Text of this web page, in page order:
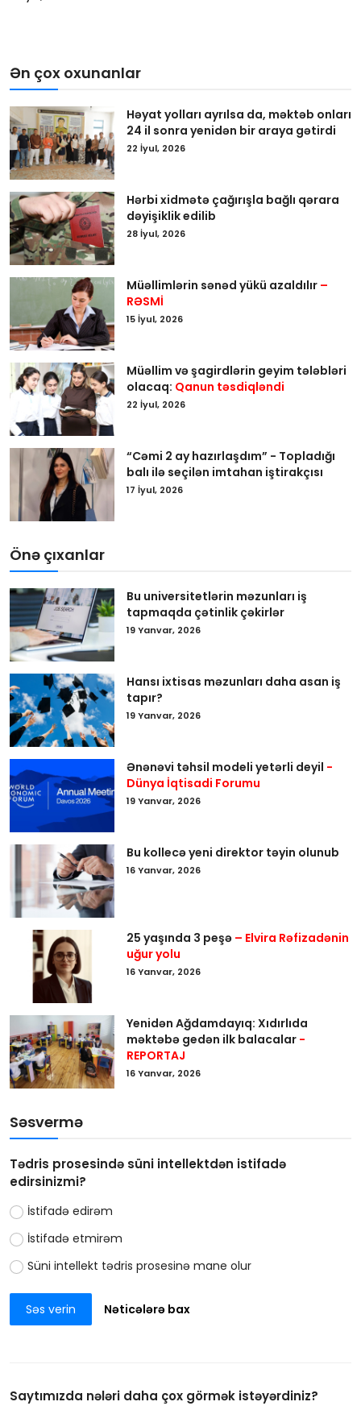
Ən çox oxunanlar
Həyat yolları ayrılsa da, məktəb onları
24 il sonra yenidən bir araya gətirdi
22 İyul, 2026
Hərbi xidmətə çağırışla bağlı qərara
dəyişiklik edilib
28 İyul, 2026
Müəllimlərin sənəd yükü azaldılır –
RƏSMİ
15 İyul, 2026
Müəllim və şagirdlərin geyim tələbləri
olacaq: Qanun təsdiqləndi
22 İyul, 2026
“Cəmi 2 ay hazırlaşdım” - Topladığı
balı ilə seçilən imtahan iştirakçısı
17 İyul, 2026
Önə çıxanlar
Bu universitetlərin məzunları iş
tapmaqda çətinlik çəkirlər
19 Yanvar, 2026
Hansı ixtisas məzunları daha asan iş
tapır?
19 Yanvar, 2026
Ənənəvi təhsil modeli yetərli deyil -
Dünya İqtisadi Forumu
19 Yanvar, 2026
Bu kollecə yeni direktor təyin olunub
16 Yanvar, 2026
25 yaşında 3 peşə – Elvira Rəfizadənin
uğur yolu
16 Yanvar, 2026
Yenidən Ağdamdayıq: Xıdırlıda
məktəbə gedən ilk balacalar -
REPORTAJ
16 Yanvar, 2026
Səsvermə
Tədris prosesində süni intellektdən istifadə
edirsinizmi?
İstifadə edirəm
İstifadə etmirəm
Süni intellekt tədris prosesinə mane olur
Səs verin Nəticələrə bax
Saytımızda nələri daha çox görmək istəyərdiniz?